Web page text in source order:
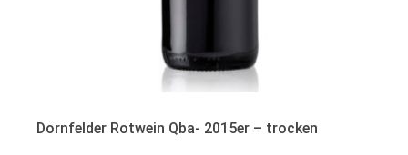
Dornfelder Rotwein Qba- 2015er – trocken